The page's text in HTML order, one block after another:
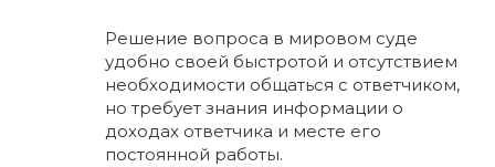
Решение вопроса в мировом суде
удобно своей быстротой и отсутствием
необходимости общаться с ответчиком,
но требует знания информации о
доходах ответчика и месте его
постоянной работы.